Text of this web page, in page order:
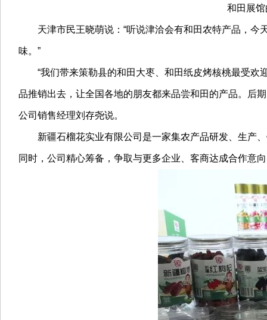
和田展
天津市民王晓萌说：“听说津洽会有和田农特产品，今
味。”
“我们带来策勒县的和田大枣、和田纸皮烤核桃最受欢
品推销出去，让全国各地的朋友都来品尝和田的产品。后
公司销售经理刘存尧说。
新疆石榴花实业有限公司是一家集农产品研发、生产、
同时，公司精心筹备，争取与更多企业、客商达成合作意